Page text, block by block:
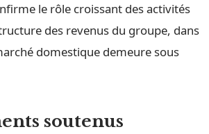
le rôle croissant des activités
des revenus du groupe, dans
domestique demeure sous
soutenus